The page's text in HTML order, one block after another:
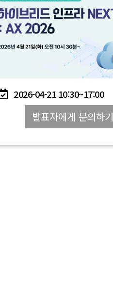
2026-04-21 10:30~17:00
발표자에게 문의하기